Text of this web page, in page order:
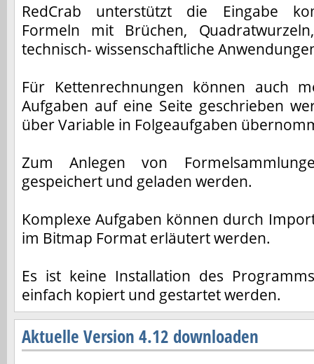
RedCrab unterstützt die Eingabe
Formeln mit Brüchen,
technisch- wissenschaftliche
Für Kettenrechnungen können auch
Aufgaben auf eine Seite geschrieben
über Variable in Folgeaufgaben
Zum Anlegen von
gespeichert und geladen werden.
Komplexe Aufgaben können durch
im Bitmap Format erläutert werden.
Es ist keine Installation des
einfach kopiert und gestartet werden.
Aktuelle Version 4.12 downloaden